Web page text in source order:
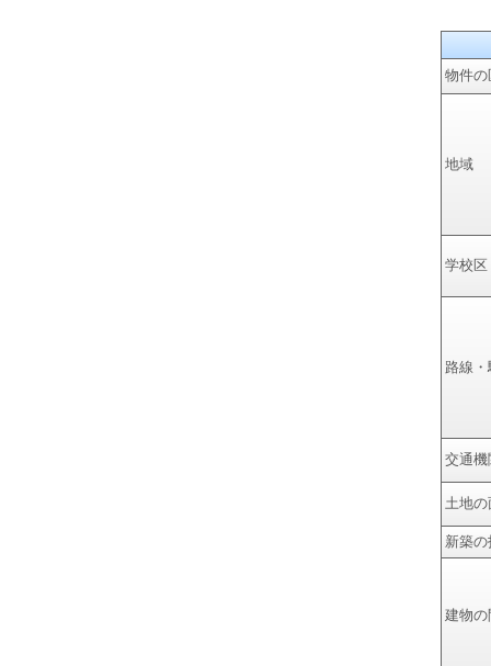
物件の
地域
学校区
路線・
交通機
土地の
新築の
建物の